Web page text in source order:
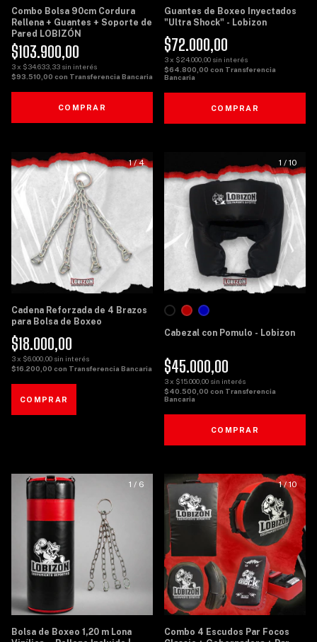
Combo Bolsa 90cm Cordura
Rellena + Guantes + Soporte de
Pared LOBIZÓN
$103.900,00
3x $34.633,33 sin interés
$93.510,00 con Transferencia Bancaria
COMPRAR
Guantes de Boxeo Inyectados
"Ultra Shock" - Lobizon
$72.000,00
3x $24.000,00 sin interés
$64.800,00 con Transferencia
Bancaria
COMPRAR
1/4
Cadena Reforzada de 4 Brazos
para Bolsa de Boxeo
$18.000,00
3x $6.000,00 sin interés
$16.200,00 con Transferencia Bancaria
1 / 10
Cabezal con Pomulo - Lobizon
$45.000,00
3x $15.000,00 sin interés
$40.500,00 con Transferencia
Bancaria
COMPRAR
1 / 6
Bolsa de Boxeo 1,20 m Lona
1/10
Combo 4 Escudos Par Focos